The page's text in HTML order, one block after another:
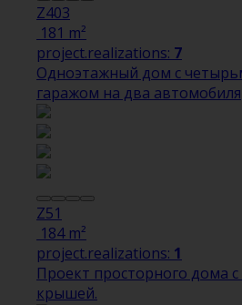
Z403
181 m²
project.realizations: 7
Одноэтажный дом с
гаражом на два автомобиля
Z51
184 m²
project.realizations: 1
Проект просторного дома
крышей.